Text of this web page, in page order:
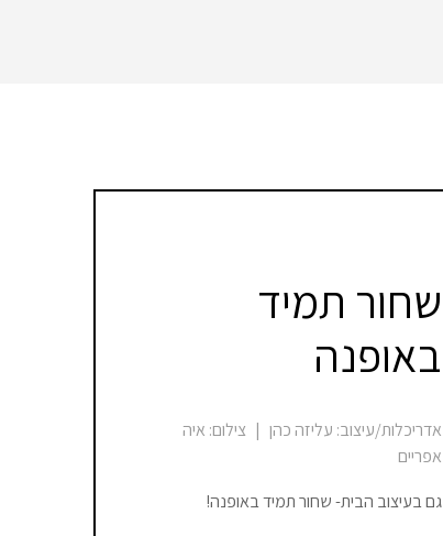
שחור תמיד
באופנה
אדריכלות/עיצוב: עליזה כהן | צילום: איה
אפריים
גם בעיצוב הבית- שחור תמיד באופנה!